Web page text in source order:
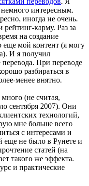
немного интересным.
иногда не очень.
карму. Раз за
на создание
еще мой контент (я могу
И я получил
При переводе
разбираться в
менее внятно.
(не считая,
сентября 2007). Они
технологий,
мне больше всего
с интересами и
еще не было в Рунете и
статей (на
такого же эффекта.
и практические